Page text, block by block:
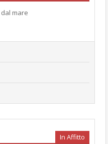
mare
In Affitto